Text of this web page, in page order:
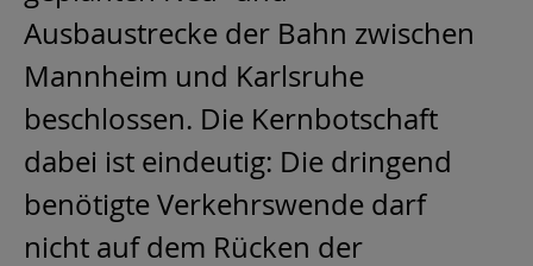
Ausbaustrecke der Bahn zwischen
Mannheim und Karlsruhe
beschlossen. Die Kernbotschaft
dabei ist eindeutig: Die dringend
benötigte Verkehrswende darf
nicht auf dem Rücken der